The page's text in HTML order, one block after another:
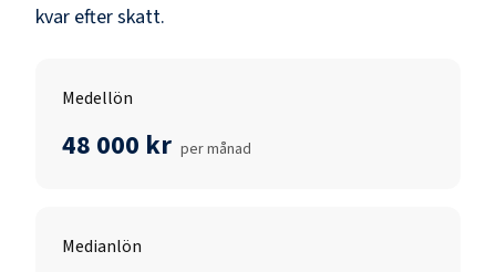
kvar efter skatt.
Medellön
48 000 kr per månad
Medianlön